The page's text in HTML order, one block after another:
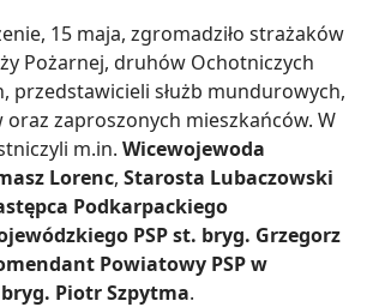
15 maja, zgromadziło strażaków
Pożarnej, druhów Ochotniczych
przedstawicieli służb mundurowych,
zaproszonych mieszkańców. W
m.in. Wicewojewoda
Lorenc, Starosta Lubaczowski
Podkarpackiego
PSP st. bryg. Grzegorz
Powiatowy PSP w
Piotr Szpytma.